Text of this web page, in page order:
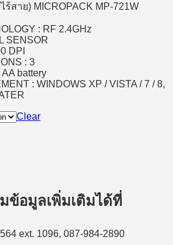
ร้สาย) MICROPACK MP-721W
: RF 2.4GHz
SENSOR
DPI
: 3
battery
: WINDOWS XP / VISTA / 7 / 8,
Clear
ข้อมูลเพิ่มเติมได้ที่
ext. 1096, 087-984-2890